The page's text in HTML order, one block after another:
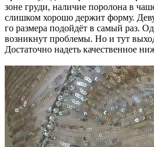
зоне груди, наличие поролона в
слишком хорошо держит форму.
го размера подойдёт в самый раз.
возникнут проблемы. Но и тут
Достаточно надеть качественное